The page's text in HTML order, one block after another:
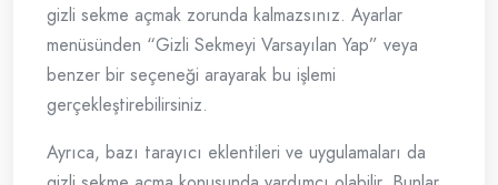
gizli sekme açmak zorunda kalmazsınız. Ayarlar
menüsünden “Gizli Sekmeyi Varsayılan Yap” veya
benzer bir seçeneği arayarak bu işlemi
gerçekleştirebilirsiniz.
Ayrıca, bazı tarayıcı eklentileri ve uygulamaları da